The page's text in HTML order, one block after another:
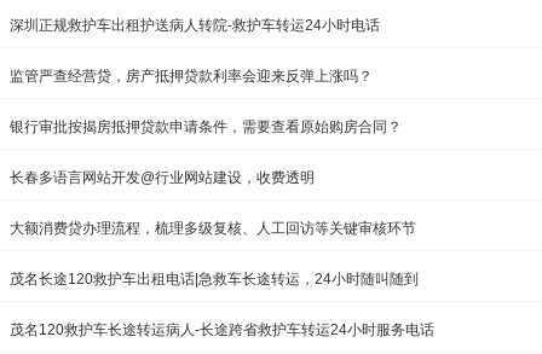
深圳正规救护车出租护送病人转院-救护车转运24小时电话
监管严查经营贷，房产抵押贷款利率会迎来反弹上涨吗？
银行审批按揭房抵押贷款申请条件，需要查看原始购房合同？
长春多语言网站开发@行业网站建设，收费透明
大额消费贷办理流程，梳理多级复核、人工回访等关键审核环节
茂名长途120救护车出租电话|急救车长途转运，24小时随叫随到
茂名120救护车长途转运病人-长途跨省救护车转运24小时服务电话